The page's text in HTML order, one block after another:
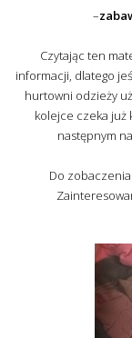
–
Czytając ten
informacji, dlatego
hurtowni odzieży
kolejce czeka już
następnym
Do